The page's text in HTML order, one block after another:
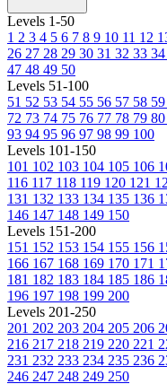
Levels 1-50
1 2 3 4 5 6 7 8 9 10 11 12
26 27 28 29 30 31 32 33 34
47 48 49 50
Levels 51-100
51 52 53 54 55 56 57 58 59
72 73 74 75 76 77 78 79 80
93 94 95 96 97 98 99 100
Levels 101-150
101 102 103 104 105 106
116 117 118 119 120 121
131 132 133 134 135 136
146 147 148 149 150
Levels 151-200
151 152 153 154 155 156
166 167 168 169 170 171
181 182 183 184 185 186
196 197 198 199 200
Levels 201-250
201 202 203 204 205 206
216 217 218 219 220 221
231 232 233 234 235 236
246 247 248 249 250